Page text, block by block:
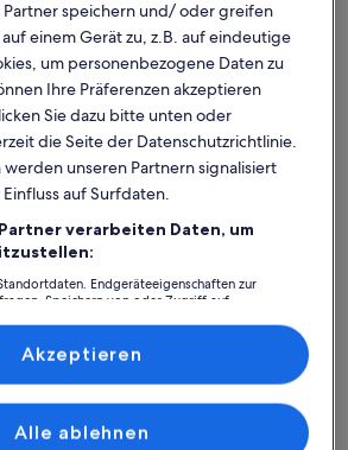
nahe Medical Star Hospital
eine Übernachtungsmöglichkeit nahe
stöbere durch unsere
einen Ort zum Wohlfühlen. Ganz
Ferienunterkunft buchst, ob mit deinen
Freunden, euch erwarten all die
gemeinsame Zeit besonders machen
Beispielsweise WLAN, eine
Trockner. Und auch wenn du nach
Optionen suchst, wirst du bei
Partner speichern und/ oder greifen
einem Gerät zu, z.B. auf eindeutige
um personenbezogene Daten zu
Ihre Präferenzen akzeptieren
Sie dazu bitte unten oder
die Seite der Datenschutzrichtlinie.
werden unseren Partnern signalisiert
auf Surfdaten.
verarbeiten Daten, um
Endgeräteeigenschaften zur
Speichern von oder Zugriff auf
und der Performance von Inhalten,
Entwicklung und Verbesserung von
Alle ablehnen
Akzeptieren